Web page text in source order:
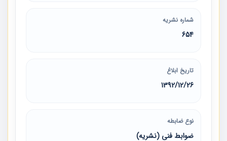
شماره نشریه
654
تاریخ ابلاغ
1392/12/26
نوع ضابطه
ضوابط فنی (نشریه)